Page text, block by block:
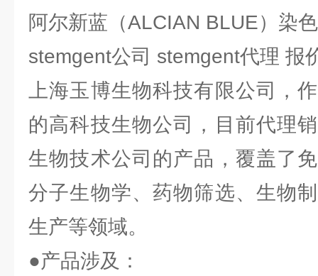
阿尔新蓝（ALCIAN BLUE）染
stemgent公司 stemgent代理 报
上海玉博生物科技有限公司，
的高科技生物公司，目前代理
生物技术公司的产品，覆盖了
分子生物学、药物筛选、生物
生产等领域。
●产品涉及：